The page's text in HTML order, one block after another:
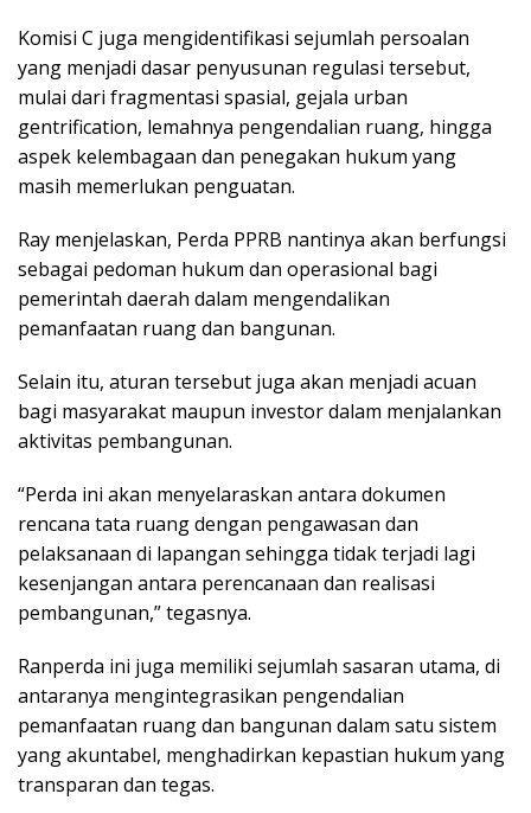
Komisi C juga mengidentifikasi sejumlah persoalan
yang menjadi dasar penyusunan regulasi tersebut,
mulai dari fragmentasi spasial, gejala urban
gentrification, lemahnya pengendalian ruang, hingga
aspek kelembagaan dan penegakan hukum yang
masih memerlukan penguatan.
Ray menjelaskan, Perda PPRB nantinya akan berfungsi
sebagai pedoman hukum dan operasional bagi
pemerintah daerah dalam mengendalikan
pemanfaatan ruang dan bangunan.
Selain itu, aturan tersebut juga akan menjadi acuan
bagi masyarakat maupun investor dalam menjalankan
aktivitas pembangunan.
“Perda ini akan menyelaraskan antara dokumen
rencana tata ruang dengan pengawasan dan
pelaksanaan di lapangan sehingga tidak terjadi lagi
kesenjangan antara perencanaan dan realisasi
pembangunan,” tegasnya.
Ranperda ini juga memiliki sejumlah sasaran utama, di
antaranya mengintegrasikan pengendalian
pemanfaatan ruang dan bangunan dalam satu sistem
yang akuntabel, menghadirkan kepastian hukum yang
transparan dan tegas.